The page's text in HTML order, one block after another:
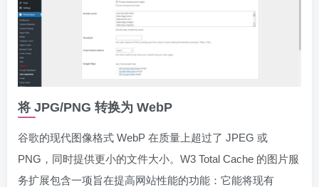
将 JPG/PNG 转换为 WebP
谷歌的现代图像格式 WebP 在质量上超过了 JPEG 或
PNG，同时提供更小的文件大小。W3 Total Cache 的图片服
务扩展包含一项旨在提高网站性能的功能：它能将现有